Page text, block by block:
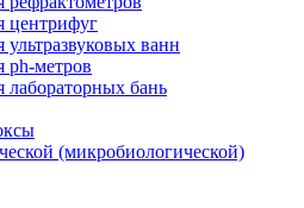
центрифуг
ультразвуковых ванн
ph-метров
лабораторных бань
(микробиологической)